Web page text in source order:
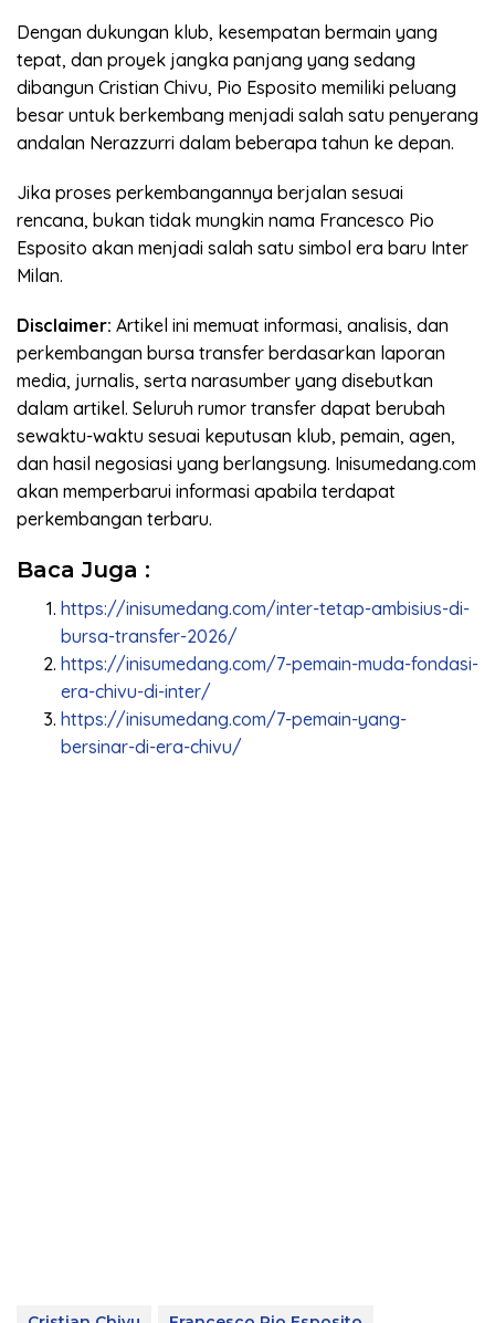
Dengan dukungan klub, kesempatan bermain yang
tepat, dan proyek jangka panjang yang sedang
dibangun Cristian Chivu, Pio Esposito memiliki peluang
besar untuk berkembang menjadi salah satu penyerang
andalan Nerazzurri dalam beberapa tahun ke depan.
Jika proses perkembangannya berjalan sesuai
rencana, bukan tidak mungkin nama Francesco Pio
Esposito akan menjadi salah satu simbol era baru Inter
Milan.
Disclaimer: Artikel ini memuat informasi, analisis, dan
perkembangan bursa transfer berdasarkan laporan
media, jurnalis, serta narasumber yang disebutkan
dalam artikel. Seluruh rumor transfer dapat berubah
sewaktu-waktu sesuai keputusan klub, pemain, agen,
dan hasil negosiasi yang berlangsung. Inisumedang.com
akan memperbarui informasi apabila terdapat
perkembangan terbaru.
Baca Juga :
https://inisumedang.com/inter-tetap-ambisius-di-
bursa-transfer-2026/
https://inisumedang.com/7-pemain-muda-fondasi-
era-chivu-di-inter/
https://inisumedang.com/7-pemain-yang-
bersinar-di-era-chivu/